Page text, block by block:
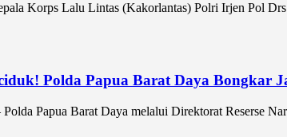
Korps Lalu Lintas (Kakorlantas) Polri Irjen Pol
Polda Papua Barat Daya Bongkar
Papua Barat Daya melalui Direktorat Reserse